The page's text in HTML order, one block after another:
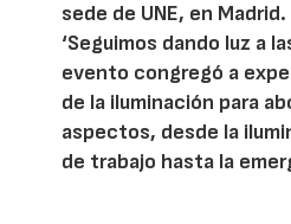
sede de UNE, en
‘Seguimos dando luz a
evento congregó a
de la iluminación para
aspectos, desde la
de trabajo hasta la